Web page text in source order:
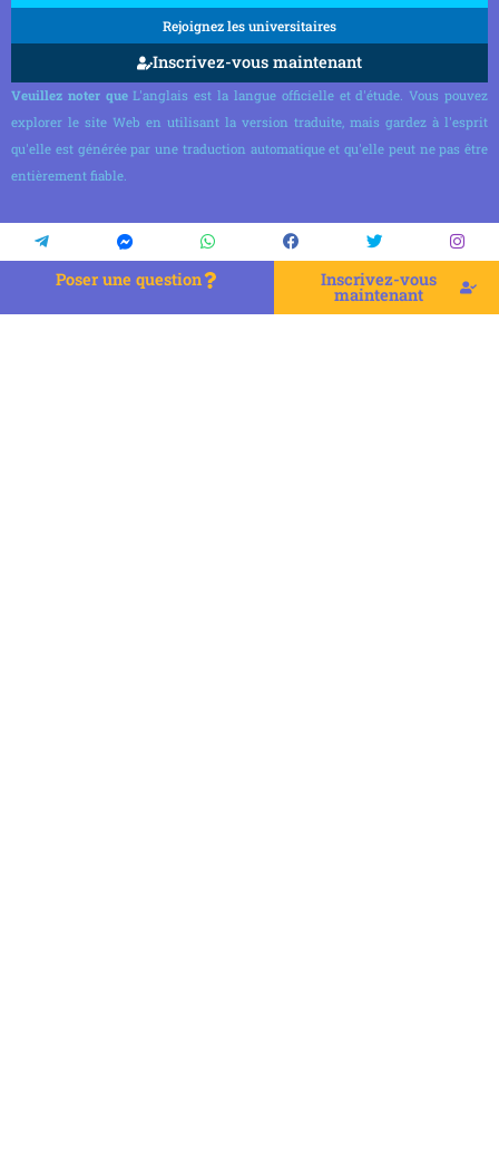
Rejoignez les universitaires
Inscrivez-vous maintenant
Veuillez noter queL'anglais est la langue officielle et d'étude. Vous pouvez
explorer le site Web en utilisant la version traduite, mais gardez à l'esprit
qu'elle est générée par une traduction automatique et qu'elle peut ne pas être
entièrement fiable.
Poser une question Inscrivez-vous
maintenant